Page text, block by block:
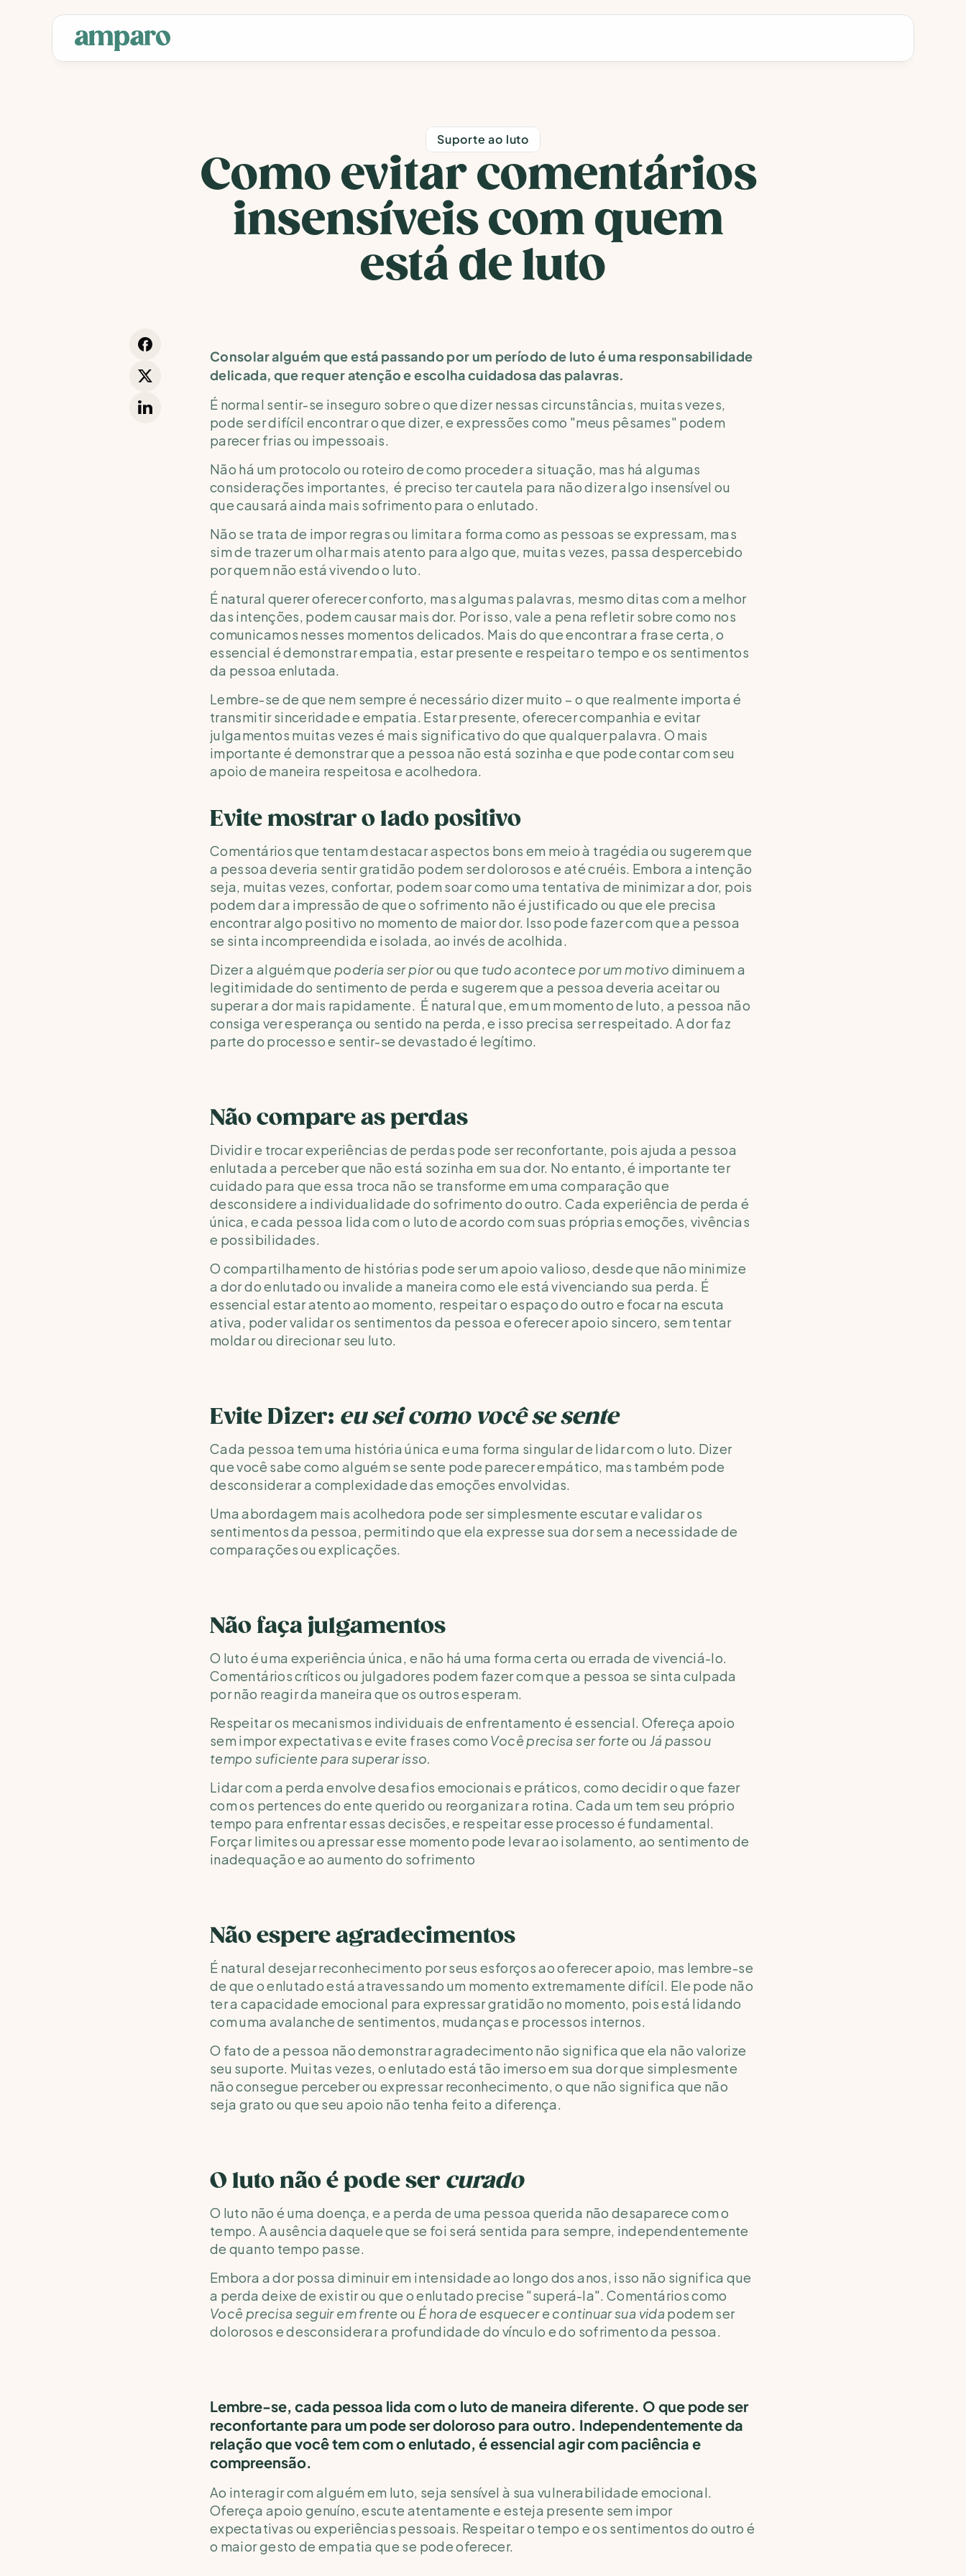
Suporte ao luto
Como evitar comentários
insensíveis com quem
está de luto
Consolar alguém que está passando por um período de luto é uma responsabilidade
delicada, que requer atenção e escolha cuidadosa das palavras.
É normal sentir-se inseguro sobre o que dizer nessas circunstâncias, muitas vezes,
pode ser difícil encontrar o que dizer, e expressões como "meus pêsames" podem
parecer frias ou impessoais.
Não há um protocolo ou roteiro de como proceder a situação, mas há algumas
considerações importantes,  é preciso ter cautela para não dizer algo insensível ou
que causará ainda mais sofrimento para o enlutado.
Não se trata de impor regras ou limitar a forma como as pessoas se expressam, mas
sim de trazer um olhar mais atento para algo que, muitas vezes, passa despercebido
por quem não está vivendo o luto.
É natural querer oferecer conforto, mas algumas palavras, mesmo ditas com a melhor
das intenções, podem causar mais dor. Por isso, vale a pena refletir sobre como nos
comunicamos nesses momentos delicados. Mais do que encontrar a frase certa, o
essencial é demonstrar empatia, estar presente e respeitar o tempo e os sentimentos
da pessoa enlutada.
Lembre-se de que nem sempre é necessário dizer muito – o que realmente importa é
transmitir sinceridade e empatia. Estar presente, oferecer companhia e evitar
julgamentos muitas vezes é mais significativo do que qualquer palavra. O mais
importante é demonstrar que a pessoa não está sozinha e que pode contar com seu
apoio de maneira respeitosa e acolhedora.
Evite mostrar o lado positivo
Comentários que tentam destacar aspectos bons em meio à tragédia ou sugerem que
a pessoa deveria sentir gratidão podem ser dolorosos e até cruéis. Embora a intenção
seja, muitas vezes, confortar, podem soar como uma tentativa de minimizar a dor, pois
podem dar a impressão de que o sofrimento não é justificado ou que ele precisa
encontrar algo positivo no momento de maior dor. Isso pode fazer com que a pessoa
se sinta incompreendida e isolada, ao invés de acolhida.
Dizer a alguém que poderia ser pior ou que tudo acontece por um motivo diminuem a
legitimidade do sentimento de perda e sugerem que a pessoa deveria aceitar ou
superar a dor mais rapidamente.  É natural que, em um momento de luto, a pessoa não
consiga ver esperança ou sentido na perda, e isso precisa ser respeitado. A dor faz
parte do processo e sentir-se devastado é legítimo.
Não compare as perdas
Dividir e trocar experiências de perdas pode ser reconfortante, pois ajuda a pessoa
enlutada a perceber que não está sozinha em sua dor. No entanto, é importante ter
cuidado para que essa troca não se transforme em uma comparação que
desconsidere a individualidade do sofrimento do outro. Cada experiência de perda é
única, e cada pessoa lida com o luto de acordo com suas próprias emoções, vivências
e possibilidades.
O compartilhamento de histórias pode ser um apoio valioso, desde que não minimize
a dor do enlutado ou invalide a maneira como ele está vivenciando sua perda. É
essencial estar atento ao momento, respeitar o espaço do outro e focar na escuta
ativa, poder validar os sentimentos da pessoa e oferecer apoio sincero, sem tentar
moldar ou direcionar seu luto.
Evite Dizer: eu sei como você se sente
Cada pessoa tem uma história única e uma forma singular de lidar com o luto. Dizer
que você sabe como alguém se sente pode parecer empático, mas também pode
desconsiderar a complexidade das emoções envolvidas.
Uma abordagem mais acolhedora pode ser simplesmente escutar e validar os
sentimentos da pessoa, permitindo que ela expresse sua dor sem a necessidade de
comparações ou explicações.
Não faça julgamentos
O luto é uma experiência única, e não há uma forma certa ou errada de vivenciá-lo.
Comentários críticos ou julgadores podem fazer com que a pessoa se sinta culpada
por não reagir da maneira que os outros esperam.
Respeitar os mecanismos individuais de enfrentamento é essencial. Ofereça apoio
sem impor expectativas e evite frases como Você precisa ser forte ou Já passou
tempo suficiente para superar isso.
Lidar com a perda envolve desafios emocionais e práticos, como decidir o que fazer
com os pertences do ente querido ou reorganizar a rotina. Cada um tem seu próprio
tempo para enfrentar essas decisões, e respeitar esse processo é fundamental.
Forçar limites ou apressar esse momento pode levar ao isolamento, ao sentimento de
inadequação e ao aumento do sofrimento
Não espere agradecimentos
É natural desejar reconhecimento por seus esforços ao oferecer apoio, mas lembre-se
de que o enlutado está atravessando um momento extremamente difícil. Ele pode não
ter a capacidade emocional para expressar gratidão no momento, pois está lidando
com uma avalanche de sentimentos, mudanças e processos internos.
O fato de a pessoa não demonstrar agradecimento não significa que ela não valorize
seu suporte. Muitas vezes, o enlutado está tão imerso em sua dor que simplesmente
não consegue perceber ou expressar reconhecimento, o que não significa que não
seja grato ou que seu apoio não tenha feito a diferença.
O luto não é pode ser curado
O luto não é uma doença, e a perda de uma pessoa querida não desaparece com o
tempo. A ausência daquele que se foi será sentida para sempre, independentemente
de quanto tempo passe.
Embora a dor possa diminuir em intensidade ao longo dos anos, isso não significa que
Você precisa seguir em frente ou É hora de esquecer e continuar sua vida podem ser
dolorosos e desconsiderar a profundidade do vínculo e do sofrimento da pessoa.
Lembre-se, cada pessoa lida com o luto de maneira diferente. O que pode ser
reconfortante para um pode ser doloroso para outro. Independentemente da
relação que você tem com o enlutado, é essencial agir com paciência e
compreensão.
Ao interagir com alguém em luto, seja sensível à sua vulnerabilidade emocional.
Ofereça apoio genuíno, escute atentamente e esteja presente sem impor
expectativas ou experiências pessoais. Respeitar o tempo e os sentimentos do outro é
o maior gesto de empatia que se pode oferecer.